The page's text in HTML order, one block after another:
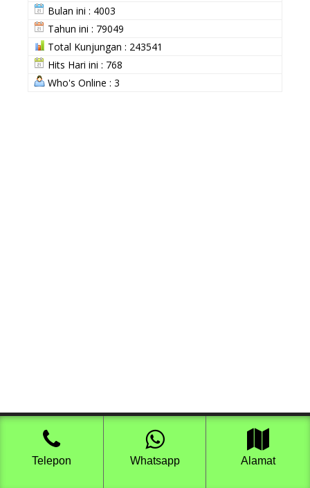
Bulan ini : 4003
Tahun ini : 79049
Total Kunjungan : 243541
Hits Hari ini : 768
Who's Online : 3
Telepon Whatsapp Alamat